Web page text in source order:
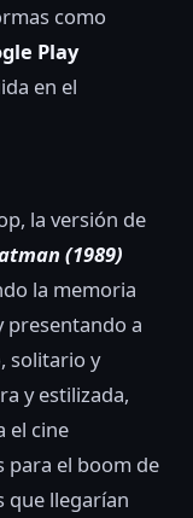
como
Play
en el
la versión de
(1989)
la memoria
presentando a
solitario y
y estilizada,
el cine
para el boom de
que llegarían